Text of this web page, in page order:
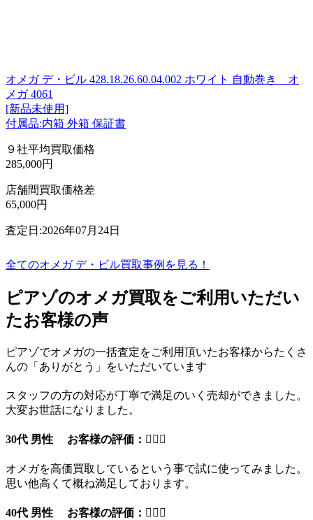
オメガ デ・ビル 428.18.26.60.04.002 ホワイト 自動巻き オ
メガ 4061
[新品未使用]
付属品:内箱 外箱 保証書
９社平均買取価格
285,000円
店舗間買取価格差
65,000円
査定日:2026年07月24日
全てのオメガ デ・ビル買取事例を見る！
ピアゾのオメガ買取をご利用いただい
たお客様の声
ピアゾでオメガの一括査定をご利用頂いたお客様からたくさ
んの「ありがとう」をいただいています
スタッフの方の対応が丁寧で満足のいく売却ができました。
大変お世話になりました。
30代 男性 お客様の評価：
オメガを高価買取しているという事で試に使ってみました。
思い他高くて概ね満足しております。
40代 男性 お客様の評価：